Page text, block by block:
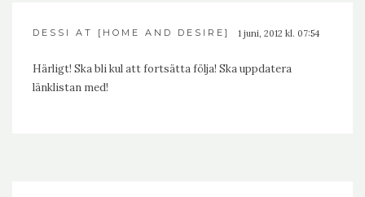
DESSI AT [HOME AND DESIRE] 1 juni, 2012 kl. 07:54
Härligt! Ska bli kul att fortsätta följa! Ska uppdatera
länklistan med!